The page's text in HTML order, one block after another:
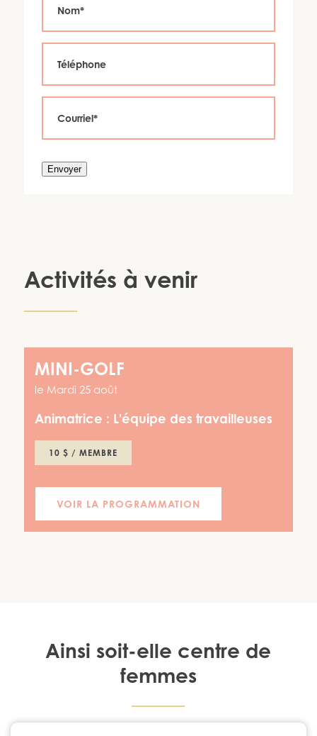
Envoyer
Activités à venir
MINI-GOLF
le Mardi 25 août
Animatrice : L'équipe des travailleuses
10 $ / MEMBRE
VOIR LA PROGRAMMATION
Ainsi soit-elle centre de
femmes